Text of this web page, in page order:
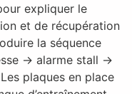
expliquer le
et de récupération
la séquence
-> alarme stall ->
plaques en place